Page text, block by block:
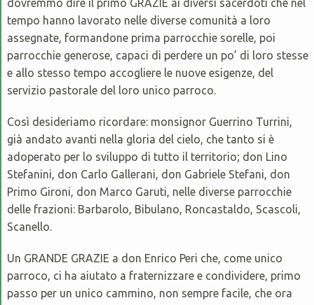
dovremmo dire il primo GRAZIE ai diversi sacerdoti che nel
tempo hanno lavorato nelle diverse comunità a loro
assegnate, formandone prima parrocchie sorelle, poi
parrocchie generose, capaci di perdere un po’ di loro stesse
e allo stesso tempo accogliere le nuove esigenze, del
servizio pastorale del loro unico parroco.
Così desideriamo ricordare: monsignor Guerrino Turrini,
già andato avanti nella gloria del cielo, che tanto si è
adoperato per lo sviluppo di tutto il territorio; don Lino
Stefanini, don Carlo Gallerani, don Gabriele Stefani, don
Primo Gironi, don Marco Garuti, nelle diverse parrocchie
delle frazioni: Barbarolo, Bibulano, Roncastaldo, Scascoli,
Scanello.
Un GRANDE GRAZIE a don Enrico Peri che, come unico
parroco, ci ha aiutato a fraternizzare e condividere, primo
passo per un unico cammino, non sempre facile, che ora